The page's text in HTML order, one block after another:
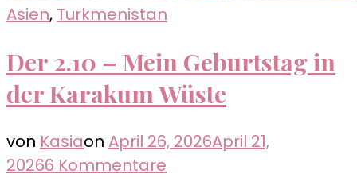
Asien, Turkmenistan
Der 2.10 – Mein Geburtstag in
der Karakum Wüste
von Kasiaon April 26, 2026April 21,
20266 Kommentare